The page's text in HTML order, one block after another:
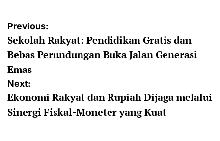
Post
navigation
Previous:
Sekolah Rakyat: Pendidikan Gratis dan
Bebas Perundungan Buka Jalan Generasi
Emas
Next:
Ekonomi Rakyat dan Rupiah Dijaga melalui
Sinergi Fiskal-Moneter yang Kuat